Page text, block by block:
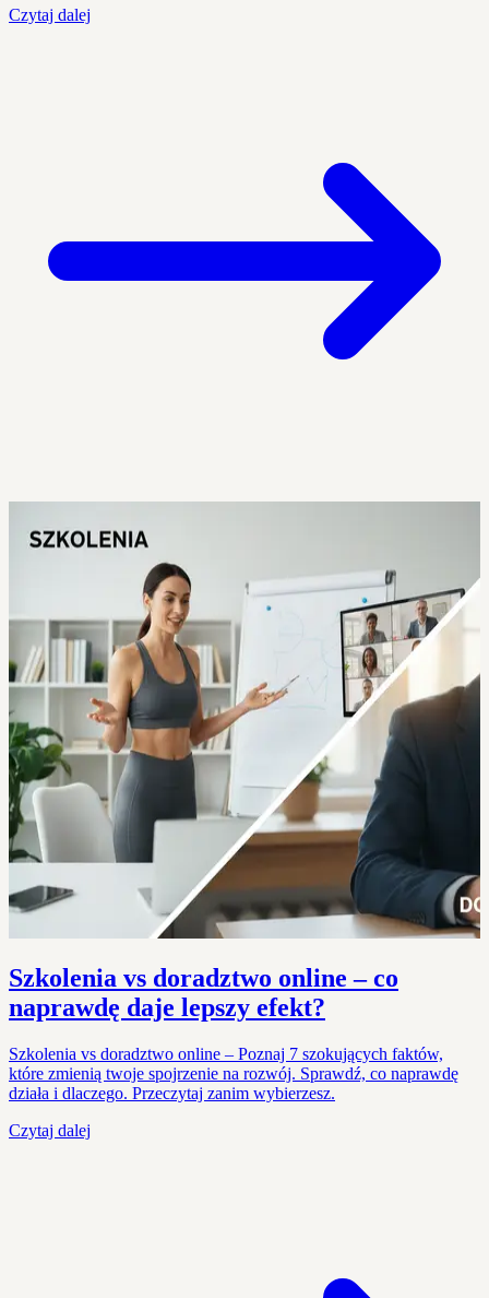
Czytaj dalej
Szkolenia vs doradztwo online – co
naprawdę daje lepszy efekt?
Szkolenia vs doradztwo online – Poznaj 7 szokujących faktów,
które zmienią twoje spojrzenie na rozwój. Sprawdź, co naprawdę
działa i dlaczego. Przeczytaj zanim wybierzesz.
Czytaj dalej